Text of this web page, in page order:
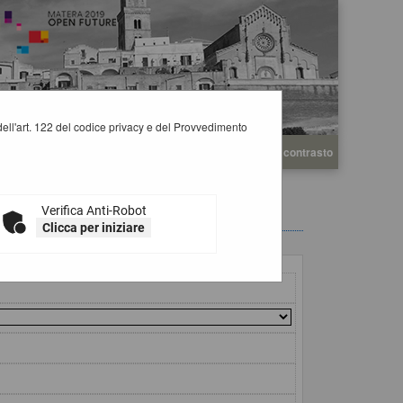
Alto contrasto
122 del codice privacy e del Provvedimento
Verifica Anti-Robot
Clicca per iniziare